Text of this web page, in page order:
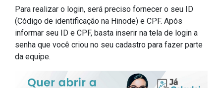
Para realizar o login, será preciso fornecer o seu ID
(Código de identificação na Hinode) e CPF. Após
informar seu ID e CPF, basta inserir na tela de login a
senha que você criou no seu cadastro para fazer parte
da equipe.